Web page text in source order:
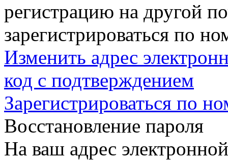
регистрацию на другой
зарегистрироваться по
Изменить адрес
код с подтверждением
Зарегистрироваться по
Восстановление пароля
На ваш адрес